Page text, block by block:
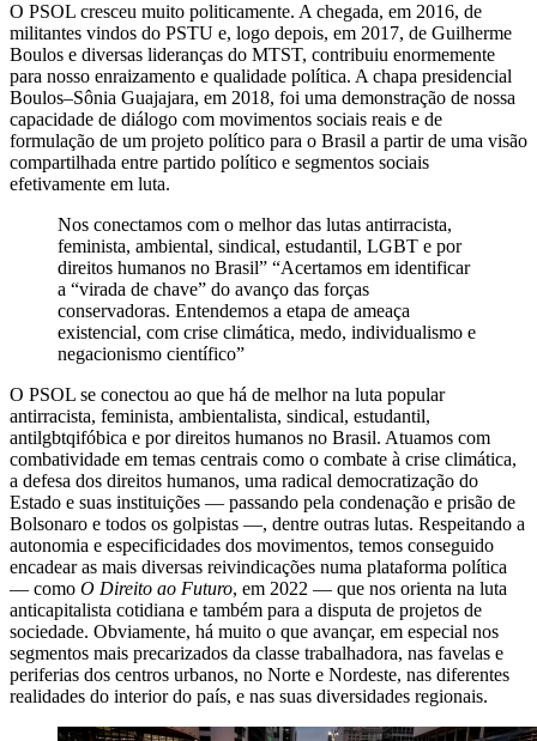
O PSOL cresceu muito politicamente. A chegada, em 2016, de
militantes vindos do PSTU e, logo depois, em 2017, de Guilherme
Boulos e diversas lideranças do MTST, contribuiu enormemente
para nosso enraizamento e qualidade política. A chapa presidencial
Boulos–Sônia Guajajara, em 2018, foi uma demonstração de nossa
capacidade de diálogo com movimentos sociais reais e de
formulação de um projeto político para o Brasil a partir de uma visão
compartilhada entre partido político e segmentos sociais
efetivamente em luta.
Nos conectamos com o melhor das lutas antirracista,
feminista, ambiental, sindical, estudantil, LGBT e por
direitos humanos no Brasil” “Acertamos em identificar
a “virada de chave” do avanço das forças
conservadoras. Entendemos a etapa de ameaça
existencial, com crise climática, medo, individualismo e
negacionismo científico”
O PSOL se conectou ao que há de melhor na luta popular
antirracista, feminista, ambientalista, sindical, estudantil,
antilgbtqifóbica e por direitos humanos no Brasil. Atuamos com
combatividade em temas centrais como o combate à crise climática,
a defesa dos direitos humanos, uma radical democratização do
Estado e suas instituições — passando pela condenação e prisão de
Bolsonaro e todos os golpistas —, dentre outras lutas. Respeitando a
autonomia e especificidades dos movimentos, temos conseguido
encadear as mais diversas reivindicações numa plataforma política
— como O Direito ao Futuro, em 2022 — que nos orienta na luta
anticapitalista cotidiana e também para a disputa de projetos de
sociedade. Obviamente, há muito o que avançar, em especial nos
segmentos mais precarizados da classe trabalhadora, nas favelas e
periferias dos centros urbanos, no Norte e Nordeste, nas diferentes
realidades do interior do país, e nas suas diversidades regionais.